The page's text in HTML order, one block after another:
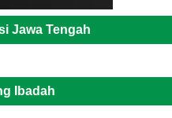
Jawa Tengah
Ibadah